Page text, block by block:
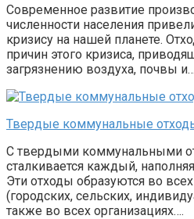
Современное развитие
численности населения
кризису на нашей планете.
причин этого кризиса,
загрязнению воздуха, почвы и…
Твердые коммунальные
С твердыми коммунальными
сталкивается каждый,
Эти отходы образуются во
(городских, сельских,
также во всех организациях….